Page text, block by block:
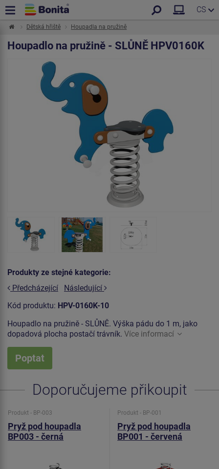
CS
Dětská hřiště Houpadla na pružině
Houpadlo na pružině - SLŮNĚ HPV0160K
Produkty ze stejné kategorie:
Předcházející
Následující
Kód produktu: HPV-0160K-10
Houpadlo na pružině - SLŮNĚ. Výška pádu do 1 m, jako
dopadová plocha postačí trávník. Více informací
Poptat
Doporučujeme přikoupit
Produkt - BP-003
Pryž pod houpadla
BP003 - černá
Produkt - BP-001
Pryž pod houpadla
BP001 - červená